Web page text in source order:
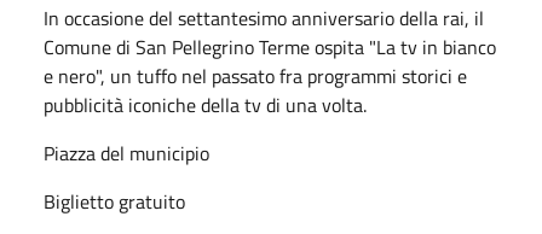
In occasione del settantesimo anniversario della rai, il
Comune di San Pellegrino Terme ospita "La tv in bianco
e nero", un tuffo nel passato fra programmi storici e
pubblicità iconiche della tv di una volta.
Piazza del municipio
Biglietto gratuito